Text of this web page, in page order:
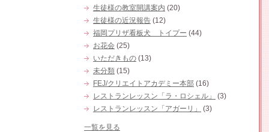
生徒様の教室開講案内 (20)
生徒様の近況報告 (12)
福岡プリザ看板犬 トイプー (44)
お花会 (25)
いただきもの (13)
未分類 (15)
FEJ/クリエイトアカデミー本部 (16)
レストランレッスン「ラ・ロシェル」
(3)
レストランレッスン「アガーリ」
(3)
一覧を見る